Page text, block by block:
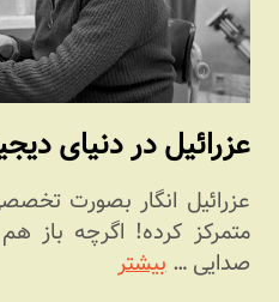
عزرائیل در دنیای
متمرکز کرده! اگرچه باز
صدایی …بیشتر